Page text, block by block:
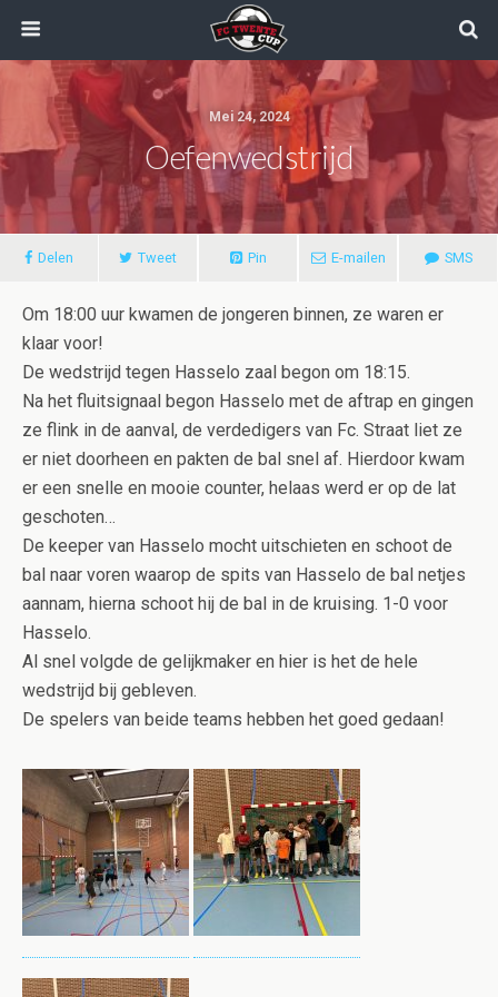
Mei 24, 2024
Oefenwedstrijd
Delen Tweet Pin E-mailen SMS
Om 18:00 uur kwamen de jongeren binnen, ze waren er
klaar voor!
De wedstrijd tegen Hasselo zaal begon om 18:15.
Na het fluitsignaal begon Hasselo met de aftrap en gingen
ze flink in de aanval, de verdedigers van Fc. Straat liet ze
er niet doorheen en pakten de bal snel af. Hierdoor kwam
er een snelle en mooie counter, helaas werd er op de lat
geschoten…
De keeper van Hasselo mocht uitschieten en schoot de
bal naar voren waarop de spits van Hasselo de bal netjes
aannam, hierna schoot hij de bal in de kruising. 1-0 voor
Hasselo.
Al snel volgde de gelijkmaker en hier is het de hele
wedstrijd bij gebleven.
De spelers van beide teams hebben het goed gedaan!